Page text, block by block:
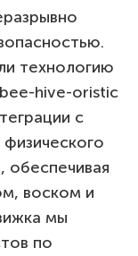
технологию
hive-oristic
с
обеспечивая
воском и
мы
по